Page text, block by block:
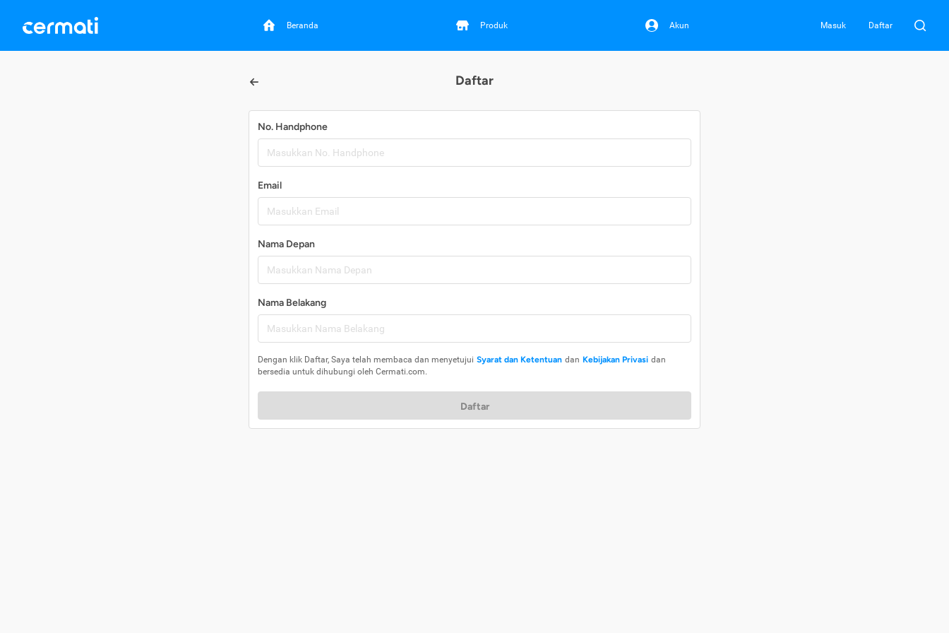
Beranda Produk Akun Masuk Daftar
Daftar
No. Handphone
Email
Nama Depan
Nama Belakang
Dengan klik Daftar, Saya telah membaca dan menyetujui Syarat dan Ketentuan dan Kebijakan Privasi dan
bersedia untuk dihubungi oleh Cermati.com.
Daftar